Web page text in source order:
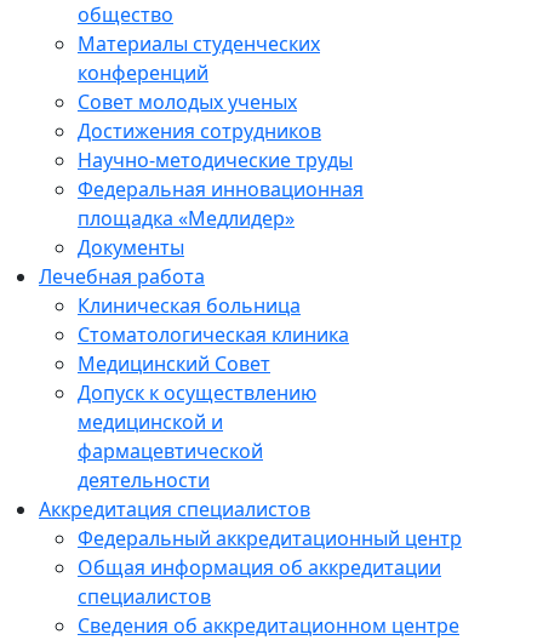
общество
Материалы студенческих
конференций
Совет молодых ученых
Достижения сотрудников
Научно-методические труды
Федеральная инновационная
площадка «Медлидер»
Документы
Лечебная работа
Клиническая больница
Стоматологическая клиника
Медицинский Совет
Допуск к осуществлению
медицинской и
фармацевтической
деятельности
Аккредитация специалистов
Федеральный аккредитационный центр
Общая информация об аккредитации
специалистов
Сведения об аккредитационном центре